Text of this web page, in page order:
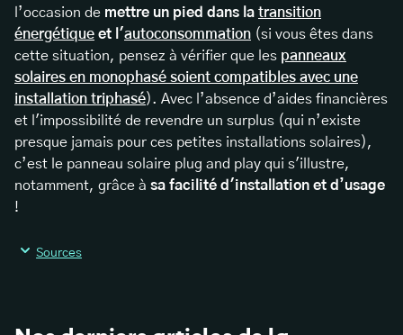
l’occasion de mettre un pied dans la transition
énergétique et l'autoconsommation (si vous êtes dans
cette situation, pensez à vérifier que les panneaux
solaires en monophasé soient compatibles avec une
installation triphasé). Avec l’absence d’aides financières
et l'impossibilité de revendre un surplus (qui n’existe
presque jamais pour ces petites installations solaires),
c’est le panneau solaire plug and play qui s'illustre,
notamment, grâce à sa facilité d'installation et d’usage
!
Sources